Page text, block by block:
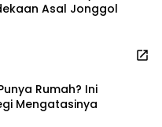
Asal Jonggol
Rumah? Ini
Mengatasinya